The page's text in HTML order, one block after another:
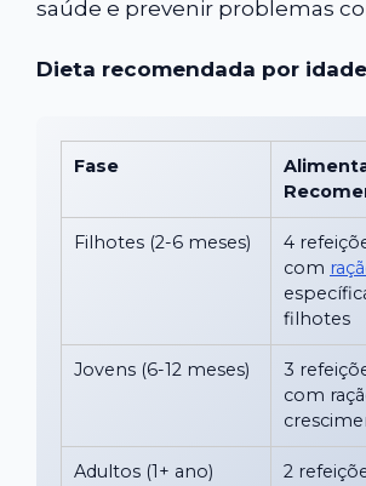
saúde e prevenir problemas
Dieta recomendada por idade
Fase
Filhotes (2-6 meses)
4
com
filhotes
Jovens (6-12 meses)
3
com
Adultos (1+ ano)
2